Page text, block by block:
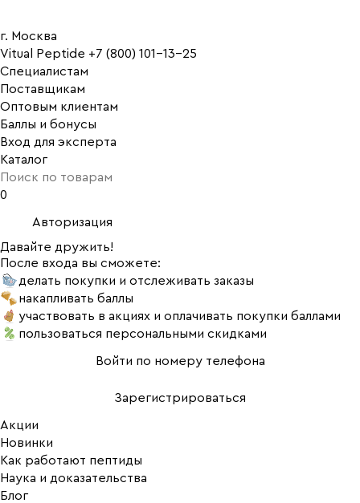
г. Москва
Vitual Peptide +7 (800) 101-13-25
Специалистам
Поставщикам
Оптовым клиентам
Баллы и бонусы
Вход для эксперта
Каталог
0
Авторизация
Давайте дружить!
После входа вы сможете:
делать покупки и отслеживать заказы
накапливать баллы
участвовать в акциях и оплачивать покупки баллами
пользоваться персональными скидками
Войти по номеру телефона
Зарегистрироваться
Акции
Новинки
Как работают пептиды
Наука и доказательства
Блог